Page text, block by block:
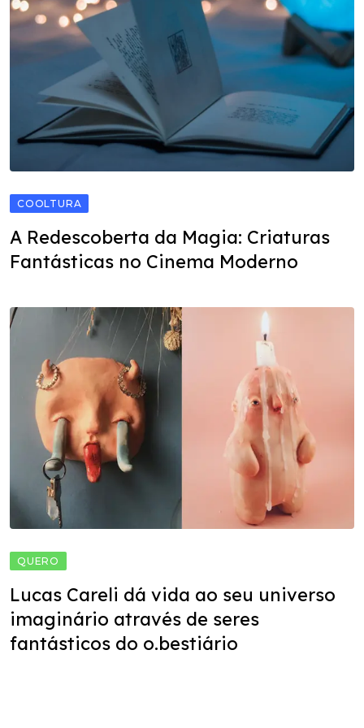
COOLTURA
A Redescoberta da Magia: Criaturas
Fantásticas no Cinema Moderno
QUERO
Lucas Careli dá vida ao seu universo
imaginário através de seres
fantásticos do o.bestiário